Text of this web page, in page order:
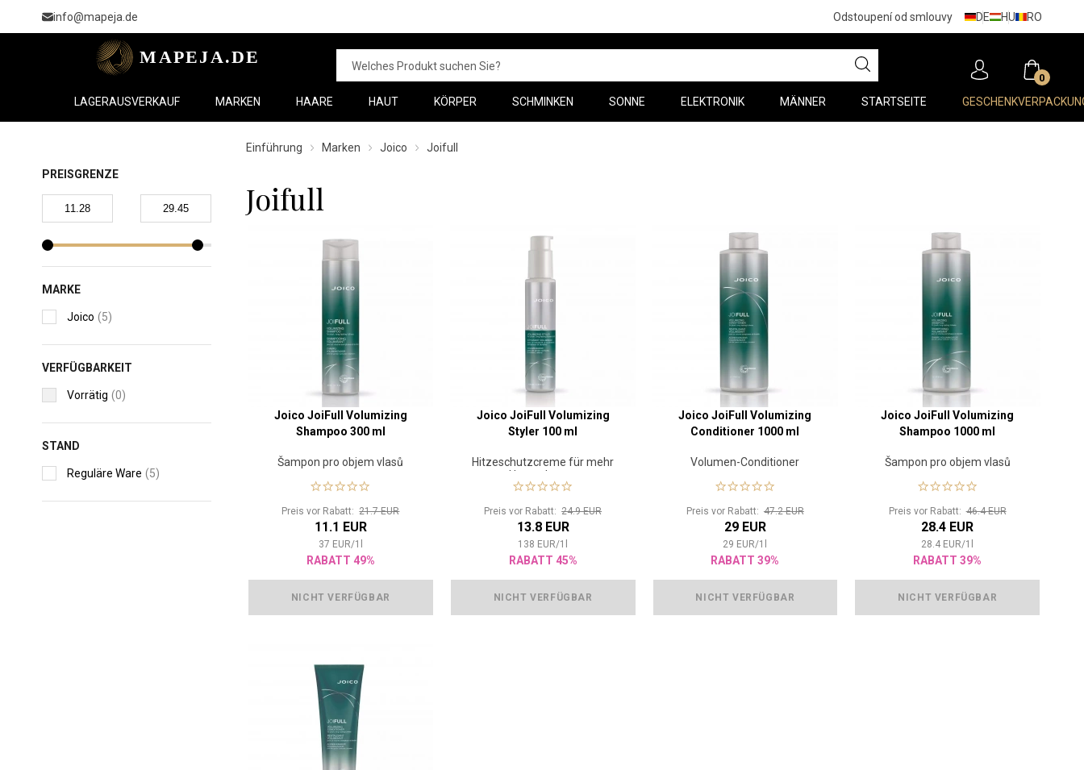
info@mapeja.de Odstoupení od smlouvy DE HU RO
0
LAGERAUSVERKAUF MARKEN HAARE HAUT KÖRPER SCHMINKEN SONNE ELEKTRONIK MÄNNER STARTSEITE
PREISGRENZE
MARKE
Joico (5)
VERFÜGBARKEIT
Vorrätig (0)
STAND
Reguläre Ware (5)
Einführung Marken Joico Joifull
Joifull
Joico JoiFull Volumizing
Shampoo 300 ml
Šampon pro objem vlasů
Preis vor Rabatt:21.7 EUR
11.1 EUR
37 EUR/1
RABATT 49%
NICHT VERFÜGBAR
Joico JoiFull Volumizing
Styler 100 ml
Hitzeschutzcreme für mehr
Haarvolumen
Preis vor Rabatt:24.9 EUR
13.8 EUR
138 EUR/1
RABATT 45%
NICHT VERFÜGBAR
Joico JoiFull Volumizing
Conditioner 1000 ml
Volumen-Conditioner
Preis vor Rabatt: 47.2 EUR
29 EUR
29 EUR/1
RABATT 39%
NICHT VERFÜGBAR
Joico JoiFull Volumizing
Shampoo 1000 ml
Šampon pro objem vlasů
Preis vor Rabatt:46.4 EUR
28.4 EUR
28.4 EUR/1
RABATT 39%
NICHT VERFÜGBAR